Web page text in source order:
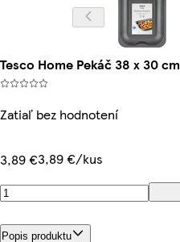
Tesco Home Pekáč 38 x 30 cm
Zatiaľ bez hodnotení
3,89 €3,89 €/kus
Popis produktu